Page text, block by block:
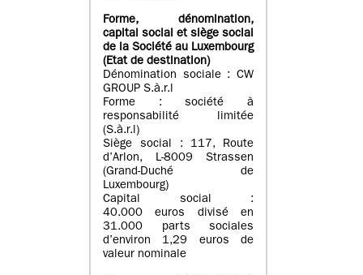
Forme, dénomination,
capital social et siège social
de la Société au Luxembourg
(Etat de destination)
Dénomination sociale : CW
GROUP S.à.r.l
Forme : société à
responsabilité limitée
(S.à.r.l)
Siège social : 117, Route
d’Arlon, L-8009 Strassen
(Grand-Duché de
Luxembourg)
Capital social :
40.000 euros divisé en
31.000 parts sociales
d’environ 1,29 euros de
valeur nominale